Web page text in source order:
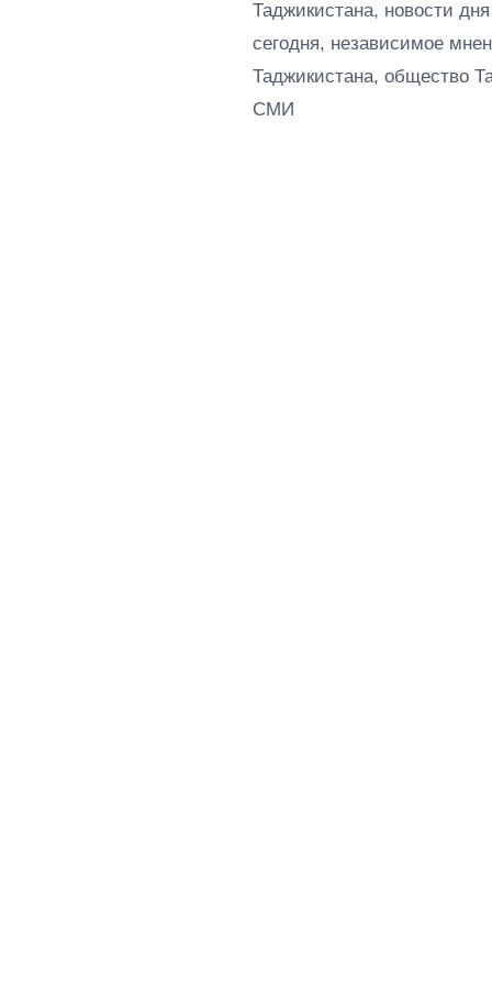
Таджикистана, новости
сегодня, независимое
Таджикистана, общество
СМИ